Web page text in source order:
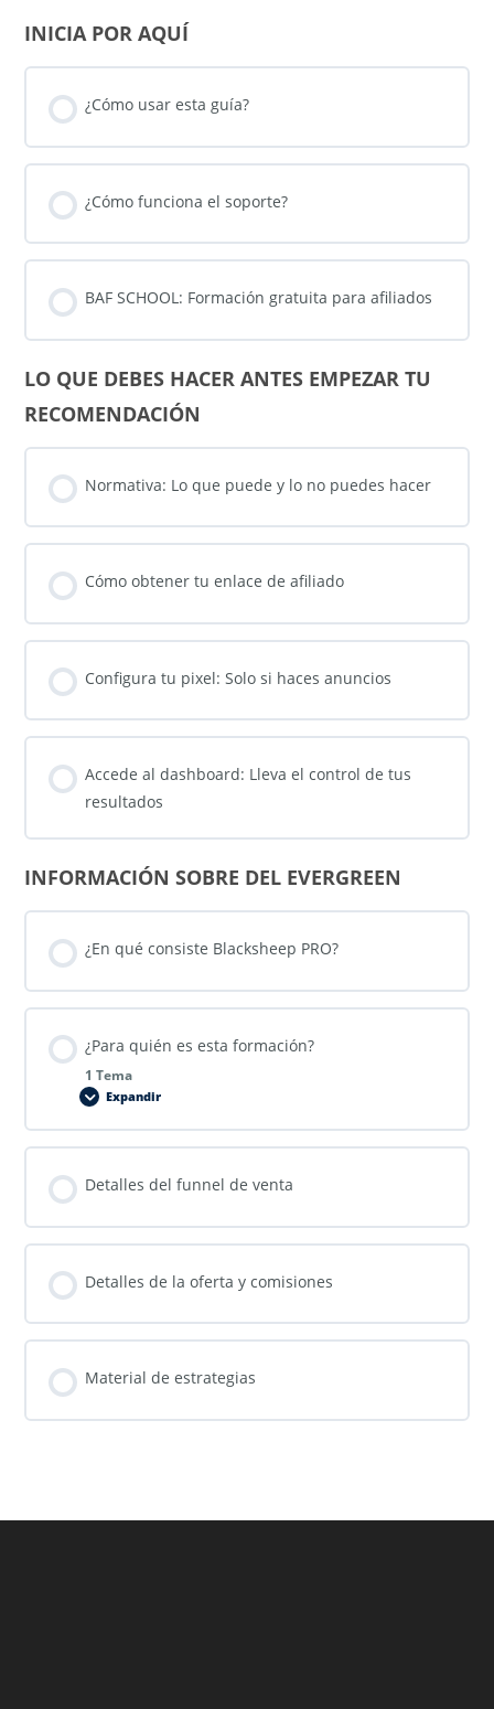
INICIA POR AQUÍ
¿Cómo usar esta guía?
¿Cómo funciona el soporte?
BAF SCHOOL: Formación gratuita para afiliados
LO QUE DEBES HACER ANTES EMPEZAR TU
RECOMENDACIÓN
Normativa: Lo que puede y lo no puedes hacer
Cómo obtener tu enlace de afiliado
Configura tu pixel: Solo si haces anuncios
Accede al dashboard: Lleva el control de tus
resultados
INFORMACIÓN SOBRE DEL EVERGREEN
¿En qué consiste Blacksheep PRO?
¿Para quién es esta formación?
1 Tema
Expandir
Detalles del funnel de venta
Detalles de la oferta y comisiones
Material de estrategias